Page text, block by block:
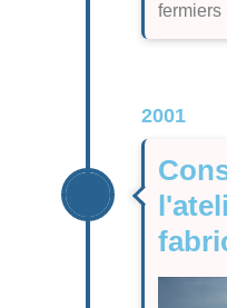
fermiers
2001